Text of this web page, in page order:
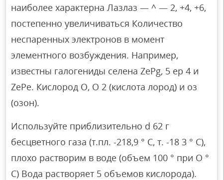
наиболее характерна Лазлаз — ^ — 2, +4, +6,
постепенно увеличиваться Количество
неспаренных электронов в момент
элементного возбуждения. Например,
известны галогениды селена ZePg, 5 ep 4 и
ZePe. Кислород O, O 2 (кислота лород) и оз
(озон).
Используйте приблизительно d 62 г
бесцветного газа (т.пл. -218,9 ° С, т. -18 3 ° С),
плохо растворим в воде (объем 100 ° при О °
С) Вода растворяет 5 объемов кислорода).